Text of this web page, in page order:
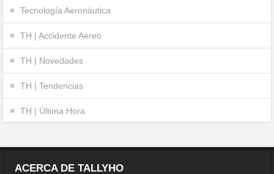
Tecnología Aeronáutica
TH | Accidente Aéreo
TH | Novedades
TH | Tendencias
TH | Última Hora
ACERCA DE TALLYHO